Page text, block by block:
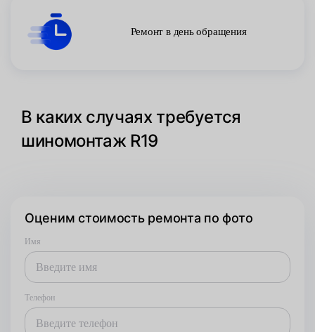
Ремонт в день обращения
В каких случаях требуется
шиномонтаж R19
Оценим стоимость ремонта по фото
Имя
Телефон